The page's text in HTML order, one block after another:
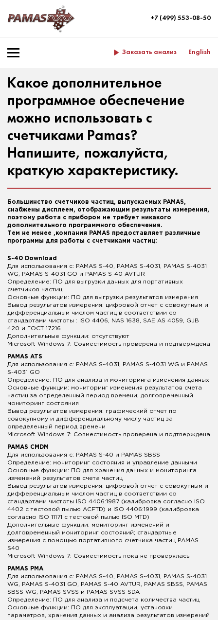
+7 (499) 553-08-50
Заказать анализ English
Какое дополнительное
программное обеспечение
можно использовать с
счетчиками Pamas?
Напишите, пожалуйста,
краткую характеристику.
Большинство счетчиков частиц, выпускаемых PAMAS,
снабжены дисплеем, отображающим результаты измерения,
поэтому работа с прибором не требует никакого
дополнительного программного обеспечения.
Тем не менее ,компания PAMAS предоставляет различные
программы для работы с счетчиками частиц:
S-40 Download
Для использования с: PAMAS S-40, PAMAS S-4031, PAMAS S-4031
WG, PAMAS S-4031 GO и PAMAS S-40 AVTUR
Определение: ПО для выгрузки данных для портативных
счетчиков частиц
Основные функции: ПО для выгрузки результатов измерения
Вывод результатов измерения: цифровой отчет с совокупным и
дифференциальным числом частиц в соответствии со
стандартами чистоты : ISO 4406, NAS 1638, SAE AS 4059, GJB
420 и ГОСТ 17216
Дополнительные функции: отсутствуют
Microsoft Windows 7: Совместимость проверена и подтверждена
PAMAS ATS
Для использования с: PAMAS S-4031, PAMAS S-4031 WG и PAMAS
S-4031 GO
Определение: ПО для анализа и мониторинга изменения данных
Основные функции: мониторинг изменения результатов счета
частиц за определенный период времени; долговременный
мониторинг состояния
Вывод результатов измерения: графический отчет по
совокупному и дифференциальному числу частиц за
определенный период времени
Microsoft Windows 7: Совместимость проверена и подтверждена
PAMAS CMDM
Для использования с: PAMAS S-40 и PAMAS SBSS
Определение: мониторинг состояния и управление данными
Основные функции: ПО для хранения данных и мониторинга
изменений результатов счета частиц
Вывод результатов измерения: цифровой отчет с совокупным и
дифференциальным числом частиц в соответствии со
стандартами чистоты ISO 4406:1987 (калибровка согласно ISO
4402 с тестовой пылью ACFTD) и ISO 4406:1999 (калибровка
согласно ISO 11171 с тестовой пылью ISO MTD)
Дополнительные функции: мониторинг изменений и
долговременный мониторинг состояний; стандартные
измерения с помощью портативного счетчика частиц PAMAS
S40
Microsoft Windows 7: Совместимость пока не проверялась
PAMAS PMA
Для использования с: PAMAS S-40, PAMAS S-4031, PAMAS S-4031
WG, PAMAS S-4031 GO, PAMAS S-40 AVTUR, PAMAS SBSS, PAMAS
SBSS WG, PAMAS SVSS и PAMAS SVSS SDA
Определение: ПО для анализа и подсчета количества частиц
Основные функции: ПО для эксплуатации, установки
параметров, хранения данных и анализа результатов измерений